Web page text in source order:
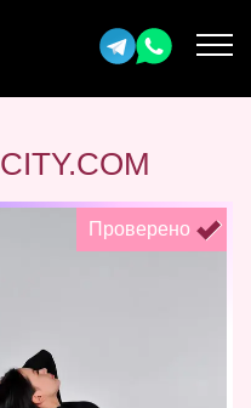
Проверено